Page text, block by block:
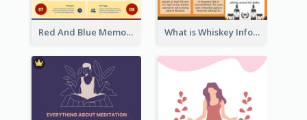
Red And Blue Memorial Day Fasts Infographic Design What is Whiskey Infographic